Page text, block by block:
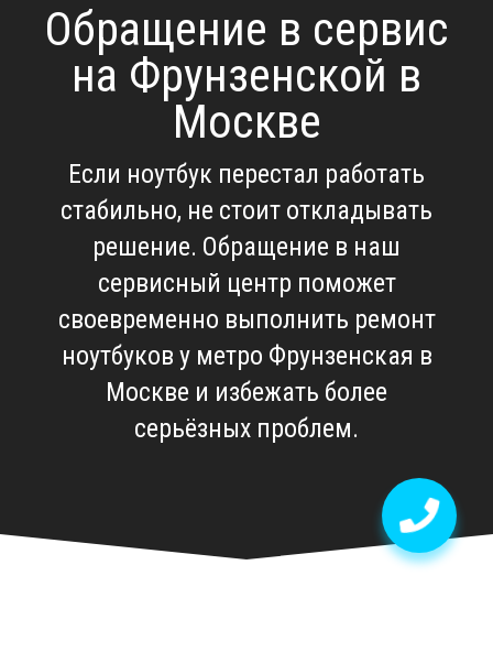
Обращение в сервис
на Фрунзенской в
Москве
Если ноутбук перестал работать
стабильно, не стоит откладывать
решение. Обращение в наш
сервисный центр поможет
своевременно выполнить ремонт
ноутбуков у метро Фрунзенская в
Москве и избежать более
серьёзных проблем.